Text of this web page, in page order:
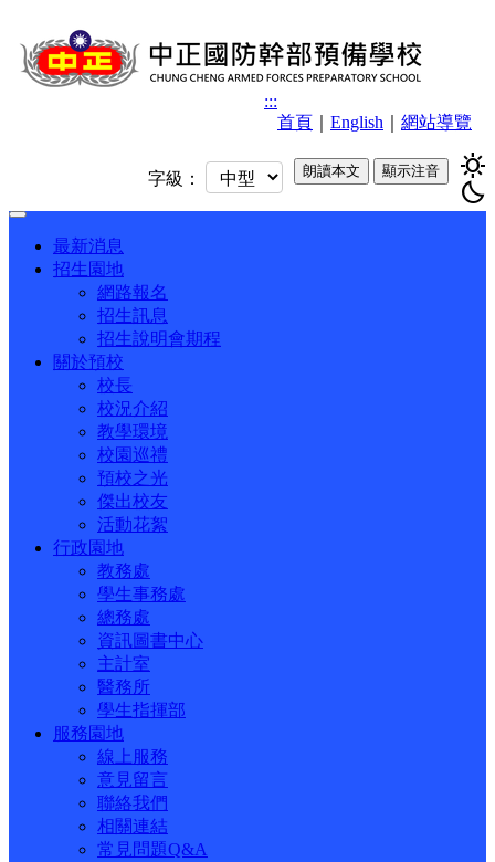
首頁 English 網站導覽
:::
sunny
bedtime
朗讀本文 顯示注音
字級：
Toggle
navigation最新消息
招生園地
網路報名
招生訊息
招生說明會期程
關於預校
校長
校況介紹
教學環境
校園巡禮
預校之光
傑出校友
活動花絮
行政園地
教務處
學生事務處
總務處
資訊圖書中心
主計室
醫務所
學生指揮部
服務園地
線上服務
意見留言
聯絡我們
相關連結
常見問題Q&A